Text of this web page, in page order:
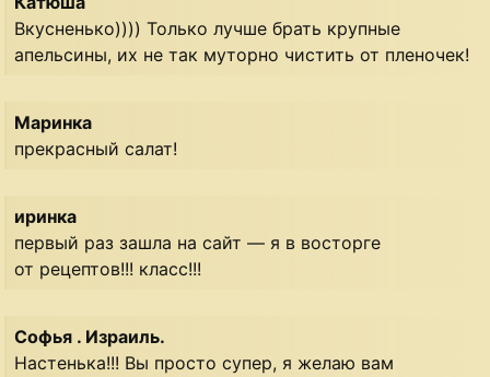
Вкусненько)))) Только лучше брать крупные
апельсины, их не так муторно чистить от пленочек!
Маринка
прекрасный салат!
иринка
первый раз зашла на сайт — я в восторге
от рецептов!!! класс!!!
Софья . Израиль.
Настенька!!! Вы просто супер, я желаю вам